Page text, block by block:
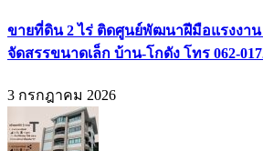
ขายที่ดิน 2 ไร่ ติดศูนย์พัฒนาฝีมือแรงงา
จัดสรรขนาดเล็ก บ้าน-โกดัง โทร 062-
3 กรกฎาคม 2026